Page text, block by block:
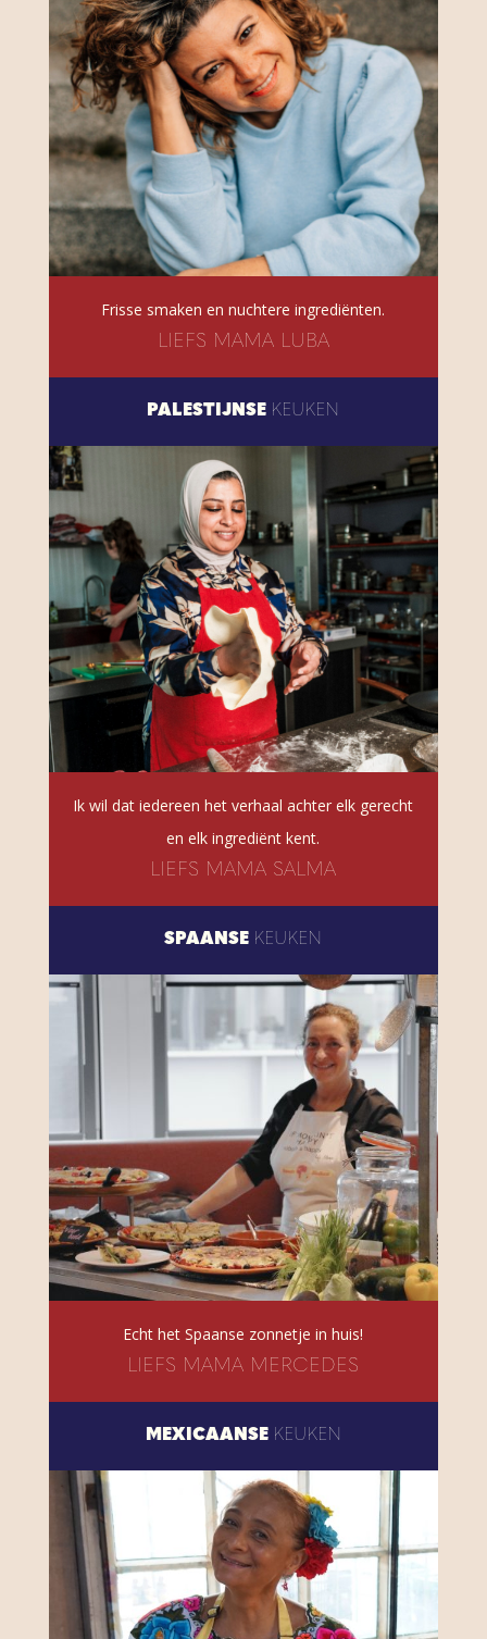
Frisse smaken en nuchtere ingrediënten.
LIEFS MAMA LUBA
PALESTIJNSE KEUKEN
Ik wil dat iedereen het verhaal achter elk gerecht
en elk ingrediënt kent.
LIEFS MAMA SALMA
SPAANSE KEUKEN
Echt het Spaanse zonnetje in huis!
LIEFS MAMA MERCEDES
MEXICAANSE KEUKEN